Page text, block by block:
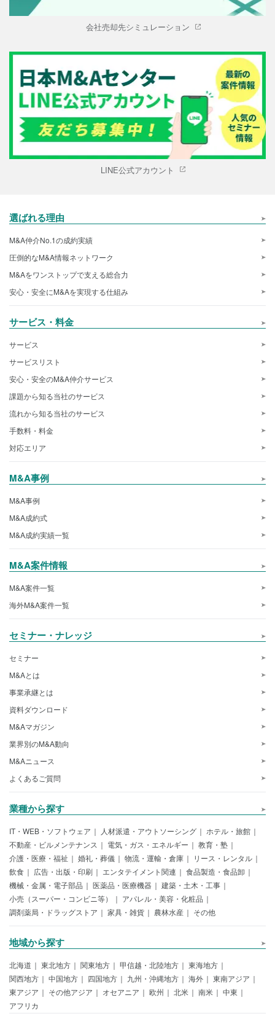
会社売却先シミュレーション
LINE公式アカウント
選ばれる理由
M&A仲介No.1の成約実績
圧倒的なM&A情報ネットワーク
M&Aをワンストップで支える総合力
安心・安全にM&Aを実現する仕組み
サービス・料金
サービス
サービスリスト
安心・安全のM&A仲介サービス
課題から知る当社のサービス
流れから知る当社のサービス
手数料・料金
対応エリア
M&A事例
M&A事例
M&A成約式
M&A成約実績一覧
M&A案件情報
M&A案件一覧
海外M&A案件一覧
セミナー・ナレッジ
セミナー
M&Aとは
事業承継とは
資料ダウンロード
M&Aマガジン
業界別のM&A動向
M&Aニュース
よくあるご質問
業種から探す
IT・WEB・ソフトウェア 人材派遣・アウトソーシング
ホテル・旅館
不動産・ビルメンテナンス
電気・ガス・エネルギー
教育・塾
介護・医療・福祉
婚礼・葬儀 物流・運輸・倉庫
リース・レンタル
飲食
広告・出版・印刷 エンタテイメント関連
食品製造・食品卸
機械・金属・電子部品
医薬品・医療機器
建築・土木・工事
小売（スーパー・コンビニ等）
アパレル・美容・化粧品
調剤薬局・ドラッグストア
家具・雑貨 農林水産 その他
地域から探す
北海道 東北地方 関東地方 甲信越・北陸地方
東海地方
関西地方
中国地方 四国地方 九州・沖縄地方 海外
東南アジア
東アジア
その他アジア オセアニア 欧州 北米 南米
中東
アフリカ